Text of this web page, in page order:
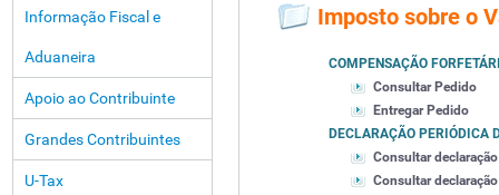
Informação Fiscal e
Aduaneira
Apoio ao Contribuinte
Grandes Contribuintes
U-Tax
Imposto sobre o
COMPENSAÇÃO
Consultar Pedido
Entregar Pedido
DECLARAÇÃO PERIÓDICA
Consultar declaração
Consultar